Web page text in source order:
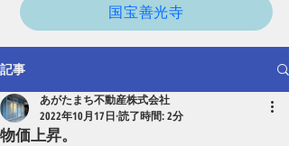
国宝善光寺
記事
物価上昇。
あがたまち不動産株式会社
2022年10月17日 読了時間: 2分